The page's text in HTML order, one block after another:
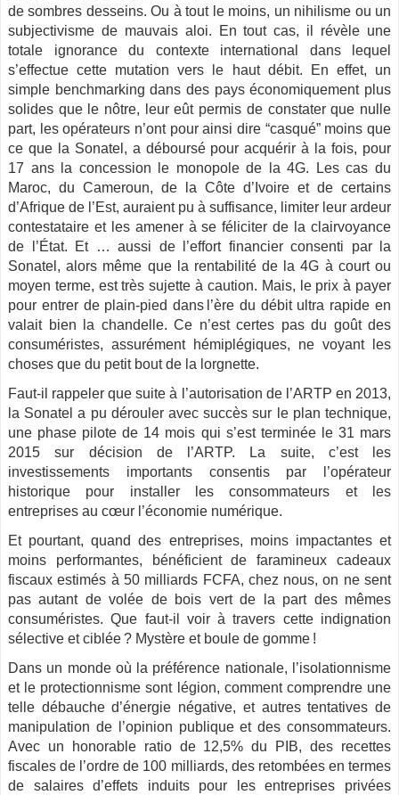
de sombres desseins. Ou à tout le moins, un nihilisme ou un
subjectivisme de mauvais aloi. En tout cas, il révèle une
totale ignorance du contexte international dans lequel
s’effectue cette mutation vers le haut débit. En effet, un
simple benchmarking dans des pays économiquement plus
solides que le nôtre, leur eût permis de constater que nulle
part, les opérateurs n’ont pour ainsi dire “casqué” moins que
ce que la Sonatel, a déboursé pour acquérir à la fois, pour
17 ans la concession le monopole de la 4G. Les cas du
Maroc, du Cameroun, de la Côte d’Ivoire et de certains
d’Afrique de l’Est, auraient pu à suffisance, limiter leur ardeur
contestataire et les amener à se féliciter de la clairvoyance
de l’État. Et … aussi de l’effort financier consenti par la
Sonatel, alors même que la rentabilité de la 4G à court ou
moyen terme, est très sujette à caution. Mais, le prix à payer
pour entrer de plain-pied dans l’ère du débit ultra rapide en
valait bien la chandelle. Ce n’est certes pas du goût des
consuméristes, assurément hémiplégiques, ne voyant les
choses que du petit bout de la lorgnette.
Faut-il rappeler que suite à l’autorisation de l’ARTP en 2013,
la Sonatel a pu dérouler avec succès sur le plan technique,
une phase pilote de 14 mois qui s’est terminée le 31 mars
2015 sur décision de l’ARTP. La suite, c’est les
investissements importants consentis par l’opérateur
historique pour installer les consommateurs et les
entreprises au cœur l’économie numérique.
Et pourtant, quand des entreprises, moins impactantes et
moins performantes, bénéficient de faramineux cadeaux
fiscaux estimés à 50 milliards FCFA, chez nous, on ne sent
pas autant de volée de bois vert de la part des mêmes
consuméristes. Que faut-il voir à travers cette indignation
sélective et ciblée ? Mystère et boule de gomme !
Dans un monde où la préférence nationale, l’isolationnisme
et le protectionnisme sont légion, comment comprendre une
telle débauche d’énergie négative, et autres tentatives de
manipulation de l’opinion publique et des consommateurs.
Avec un honorable ratio de 12,5% du PIB, des recettes
fiscales de l’ordre de 100 milliards, des retombées en termes
de salaires d’effets induits pour les entreprises privées